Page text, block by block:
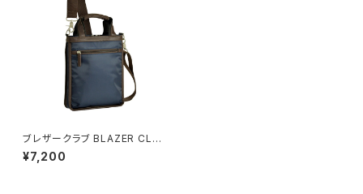
ブレザークラブ BLAZER CLU
B トートバッグ 26678-3H メン
ズ ネイビー 国内正規品
¥7,200